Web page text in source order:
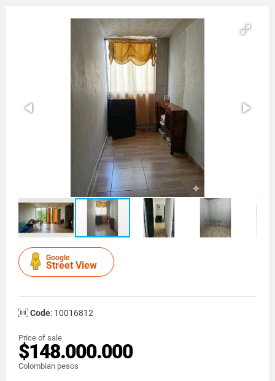
Google
Street View
Code: 10016812
Price of sale
$148.000.000
Colombian pesos